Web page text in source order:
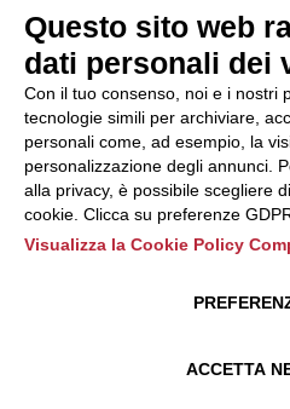
Questo sito web
dati personali dei
Con il tuo consenso, noi e i nostri
tecnologie simili per archiviare,
personali come, ad esempio, la
personalizzazione degli annunci.
alla privacy, è possibile scegliere
cookie. Clicca su preferenze
Visualizza la Cookie Policy
ACCETTA